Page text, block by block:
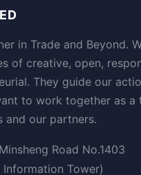
in Trade and Beyond.
of creative, open,
They guide our
to work together as a
and our partners.
Road No.1403
Information Tower)